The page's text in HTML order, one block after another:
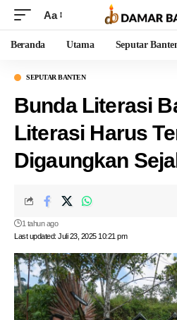
Aa
Beranda Utama Seputar
SEPUTAR BANTEN
Bunda Literasi
Literasi Harus
Digaungkan
Last updated: Juli 23, 2025 10:21 pm
1 tahun ago